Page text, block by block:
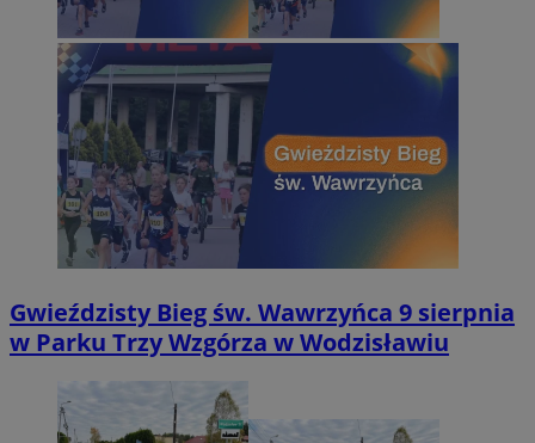
Gwieździsty Bieg św. Wawrzyńca 9 sierpnia
w Parku Trzy Wzgórza w Wodzisławiu